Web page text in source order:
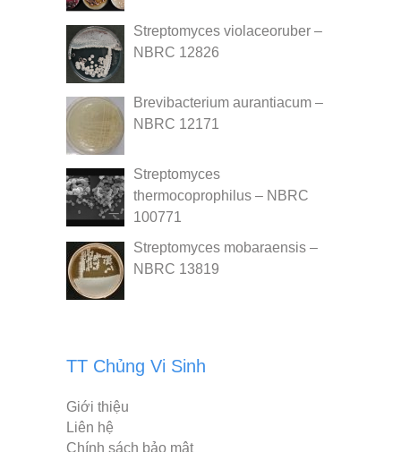
Streptomyces violaceoruber –
NBRC 12826
Brevibacterium aurantiacum –
NBRC 12171
Streptomyces
thermocoprophilus – NBRC
100771
Streptomyces mobaraensis –
NBRC 13819
TT Chủng Vi Sinh
Giới thiệu
Liên hệ
Chính sách bảo mật